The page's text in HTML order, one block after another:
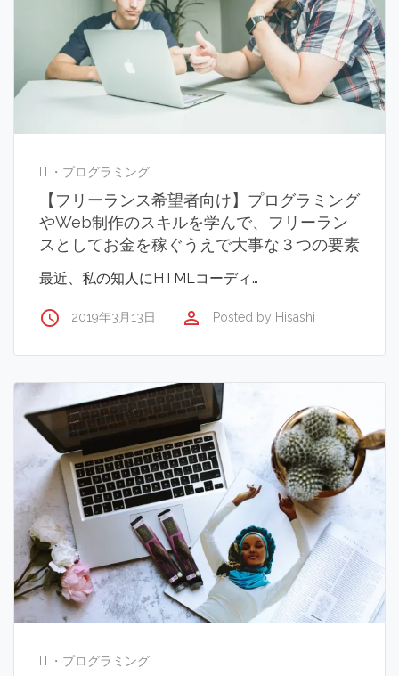
IT・プログラミング
【フリーランス希望者向け】プログラミング
やWeb制作のスキルを学んで、フリーラン
スとしてお金を稼ぐうえで大事な３つの要素
最近、私の知人にHTMLコーディ…
access_time 2019年3月13日 perm_identity Posted by Hisashi
IT・プログラミング